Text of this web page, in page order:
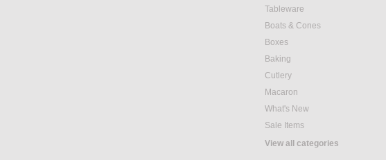
Tableware
Boats & Cones
Boxes
Baking
Cutlery
Macaron
What's New
Sale Items
View all categories